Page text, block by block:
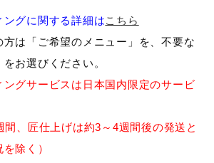
ノスリープ
／レイン
グに関する詳細はこちら
は「ご希望のメニュー」を、不要な
お選びください。
グサービスは日本国内限定のサービ
、匠仕上げは約3～4週間後の発送と
除く）